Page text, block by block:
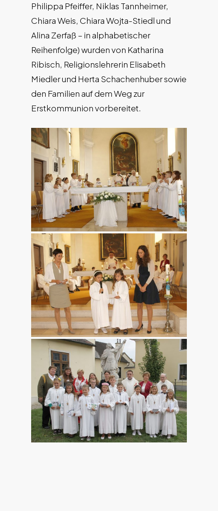
Philippa Pfeiffer, Niklas Tannheimer,
Chiara Weis, Chiara Wojta-Stiedl und
Alina Zerfaß – in alphabetischer
Reihenfolge) wurden von Katharina
Ribisch, Religionslehrerin Elisabeth
Miedler und Herta Schachenhuber sowie
den Familien auf dem Weg zur
Erstkommunion vorbereitet.